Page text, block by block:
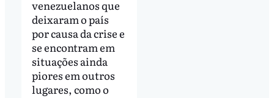
venezuelanos que
deixaram o país
por causa da crise e
se encontram em
situações ainda
piores em outros
lugares, como o